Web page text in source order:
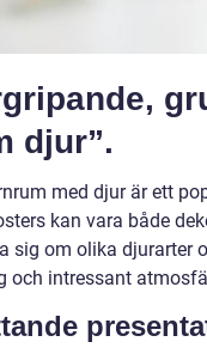
djur”.
med djur är ett
kan vara både
sig om olika djurarter
och intressant